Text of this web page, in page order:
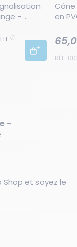
-
HT
en
Base
RÉF.
-
et soyez le